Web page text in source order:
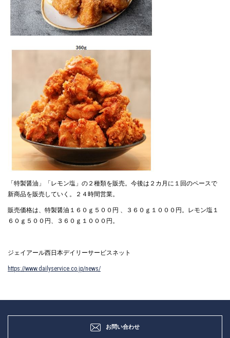
「特製醤油」「レモン塩」の２種類を販売。今後は２カ月に１回のペースで
新商品を販売していく。２４時間営業。
販売価格は、特製醤油１６０ｇ５００円 、３６０ｇ１０００円。レモン塩１
６０ｇ５００円、３６０ｇ１０００円。
ジェイアール西日本デイリーサービスネット
https://www.dailyservice.co.jp/news/
お問い合わせ